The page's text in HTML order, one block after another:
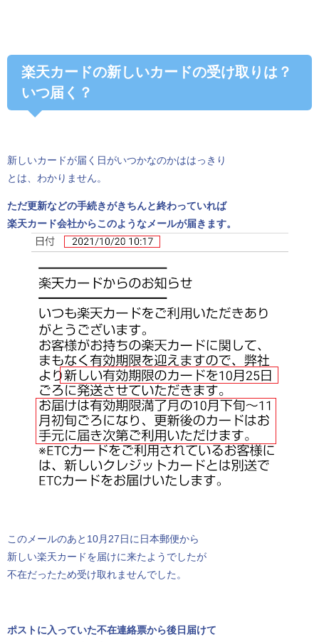
楽天カードの新しいカードの受け取りは？
いつ届く？
新しいカードが届く日がいつかなのかははっきり
とは、わかりません。
ただ更新などの手続きがきちんと終わっていれば
楽天カード会社からこのようなメールが届きます。
このメールのあと10月27日に日本郵便から
新しい楽天カードを届けに来たようでしたが
不在だったため受け取れませんでした。
ポストに入っていた不在連絡票から後日届けて